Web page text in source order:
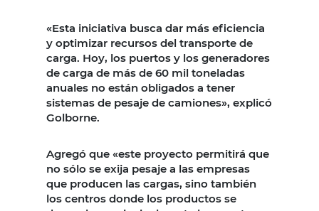
«Esta iniciativa busca dar más eficiencia
y optimizar recursos del transporte de
carga. Hoy, los puertos y los generadores
de carga de más de 60 mil toneladas
anuales no están obligados a tener
sistemas de pesaje de camiones», explicó
Golborne.
Agregó que «este proyecto permitirá que
no sólo se exija pesaje a las empresas
que producen las cargas, sino también
los centros donde los productos se